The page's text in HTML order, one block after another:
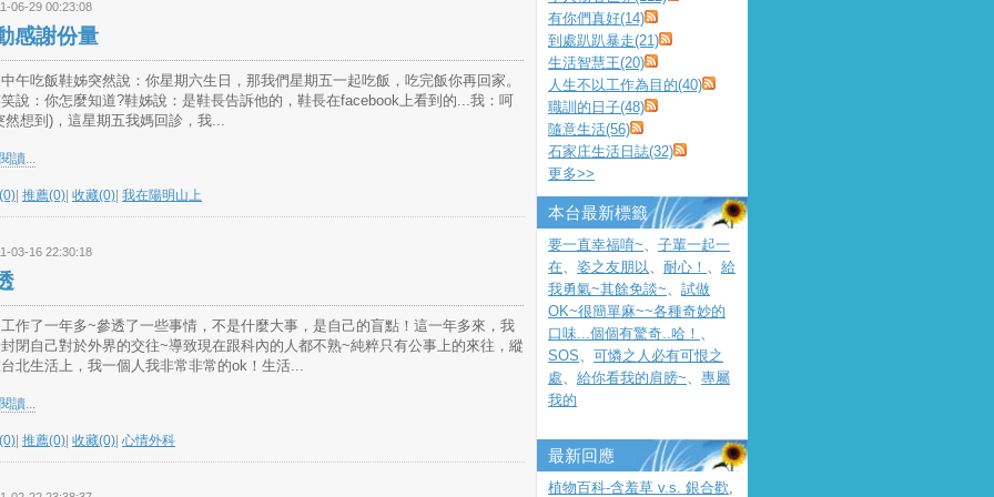
06-29 00:23:08
感謝份量
午吃飯鞋姊突然說：你星期六生日，那我們星期五一起吃飯，吃完飯你再回家。
說：你怎麼知道?鞋姊說：是鞋長告訴他的，鞋長在facebook上看到的...我：呵
然想到)，這星期五我媽回診，我...
讀...
推薦(0) 收藏(0) 我在陽明山上
03-16 22:30:18
作了一年多~參透了一些事情，不是什麼大事，是自己的盲點！這一年多來，我
閉自己對於外界的交往~導致現在跟科內的人都不熟~純粹只有公事上的來往，縱
北生活上，我一個人我非常非常的ok！生活...
讀...
推薦(0) 收藏(0) 心情外科
有你們真好(14)
到處趴趴暴走(21)
生活智慧王(20)
人生不以工作為目的(40)
職訓的日子(48)
隨意生活(56)
石家庄生活日誌(32)
更多>>
本台最新標籤
要一直幸福唷~、 子輩一起一
在、 姿之友朋以、 耐心！ 、 給
我勇氣~其餘免談~、 試做
OK~很簡單麻~~各種奇妙的
口味...個個有驚奇..哈！ 、
SOS、 可憐之人必有可恨之
處、 給你看我的肩膀~、 專屬
我的
最新回應
植物百科-含羞草 v.s. 銀合歡,